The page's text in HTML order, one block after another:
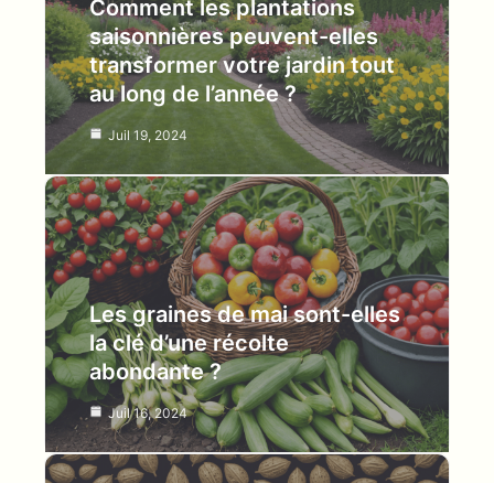
Comment les plantations
saisonnières peuvent-elles
transformer votre jardin tout
au long de l’année ?
Juil 19, 2024
Les graines de mai sont-elles
la clé d’une récolte
abondante ?
Juil 16, 2024